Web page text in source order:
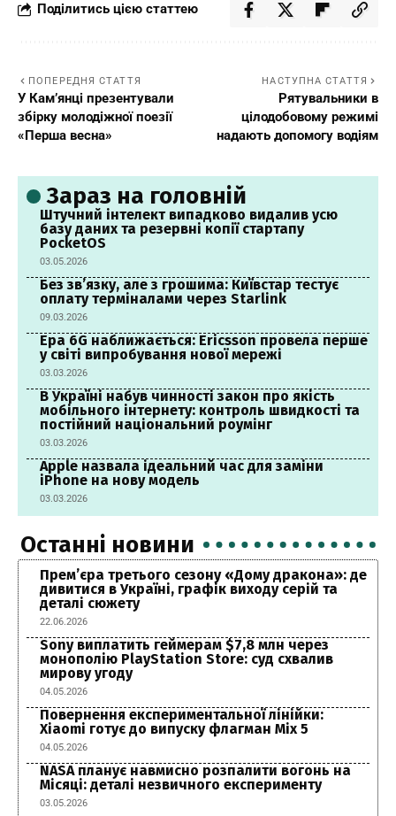
Поділитись цією статтею
ПОПЕРЕДНЯ СТАТТЯ
У Кам’янці презентували
збірку молодіжної поезії
«Перша весна»
НАСТУПНА СТАТТЯ
Рятувальники в
цілодобовому режимі
надають допомогу водіям
Зараз на головній
Штучний інтелект випадково видалив усю
базу даних та резервні копії стартапу
PocketOS
03.05.2026
Без зв’язку, але з грошима: Київстар тестує
оплату терміналами через Starlink
09.03.2026
Ера 6G наближається: Ericsson провела перше
у світі випробування нової мережі
03.03.2026
В Україні набув чинності закон про якість
мобільного інтернету: контроль швидкості та
постійний національний роумінг
03.03.2026
Apple назвала ідеальний час для заміни
iPhone на нову модель
03.03.2026
Останні новини
Прем’єра третього сезону «Дому дракона»: де
дивитися в Україні, графік виходу серій та
деталі сюжету
22.06.2026
Sony виплатить геймерам $7,8 млн через
монополію PlayStation Store: суд схвалив
мирову угоду
04.05.2026
Повернення експериментальної лінійки:
Xiaomi готує до випуску флагман Mix 5
04.05.2026
NASA планує навмисно розпалити вогонь на
Місяці: деталі незвичного експерименту
03.05.2026